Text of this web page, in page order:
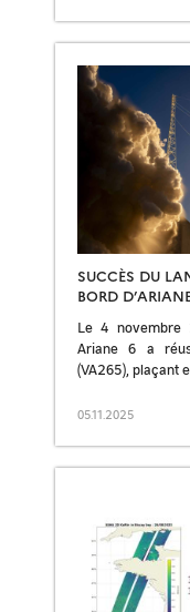
SUCCÈS DU
BORD
Le 4 novembre
Ariane 6 a
(VA265), plaçant
05.11.2025